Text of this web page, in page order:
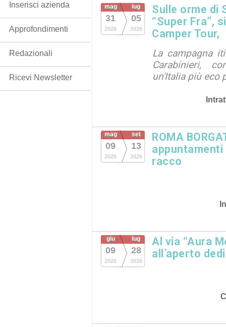
mag
31
2026
lug
05
2026
Sulle orme di
“Super Fra”,
Camper Tour,
La campagna
Carabinieri,
un'Italia più eco
mag
09
2026
set
13
2026
ROMA
racco
giu
09
2026
lug
28
2026
Al via “Aura
all’aperto
Inserisci azienda
Approfondimenti
Redazionali
Ricevi Newsletter